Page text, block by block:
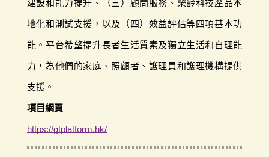
建設和能力提升、（三）顧問服務、樂齡科技產品本
地化和測試支援，以及（四）效益評估等四項基本功
能。平台希望提升長者生活質素及獨立生活和自理能
力，為他們的家庭、照顧者、護理員和護理機構提供
支援。
項目網頁
https://gtplatform.hk/